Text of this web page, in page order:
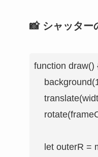
📸 シャッター
function draw()
let outerR =